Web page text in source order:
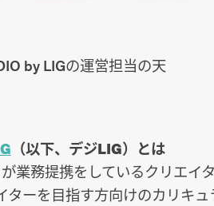
by LIGの運営担当の天
（以下、デジLIG）とは
業務提携をしているクリエイ
ーを目指す方向けのカリキ